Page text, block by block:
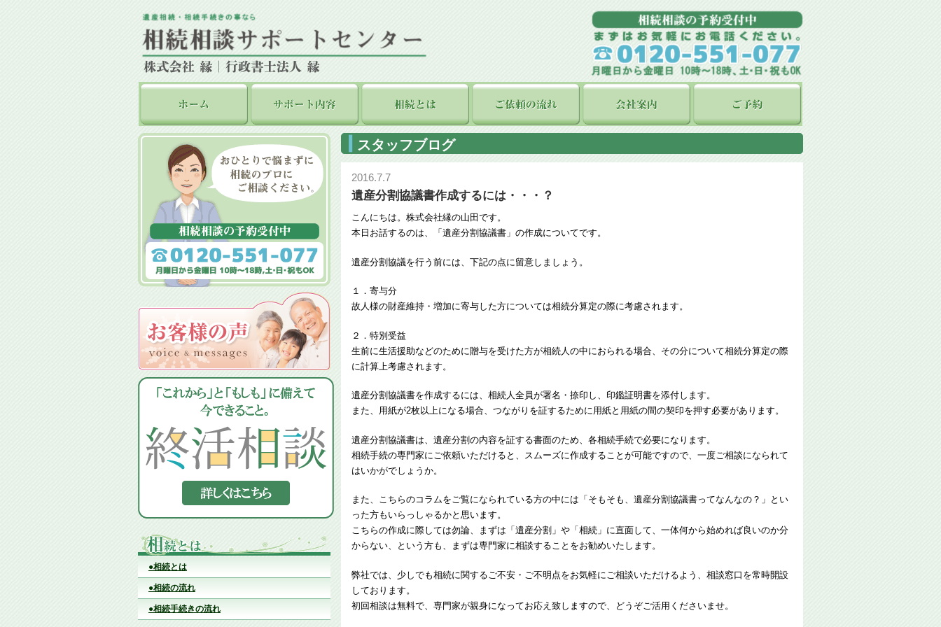
●相続とは
●相続の流れ
●相続手続きの流れ
スタッフブログ
2016.7.7
遺産分割協議書作成するには・・・？
こんにちは。株式会社縁の山田です。
本日お話するのは、「遺産分割協議書」の作成についてです。
遺産分割協議を行う前には、下記の点に留意しましょう。
１．寄与分
故人様の財産維持・増加に寄与した方については相続分算定の際に考慮されます。
２．特別受益
生前に生活援助などのために贈与を受けた方が相続人の中におられる場合、その分について相続分算定の際
に計算上考慮されます。
遺産分割協議書を作成するには、相続人全員が署名・捺印し、印鑑証明書を添付します。
また、用紙が2枚以上になる場合、つながりを証するために用紙と用紙の間の契印を押す必要があります。
遺産分割協議書は、遺産分割の内容を証する書面のため、各相続手続で必要になります。
相続手続の専門家にご依頼いただけると、スムーズに作成することが可能ですので、一度ご相談になられて
はいかがでしょうか。
また、こちらのコラムをご覧になられている方の中には「そもそも、遺産分割協議書ってなんなの？」とい
った方もいらっしゃるかと思います。
こちらの作成に際しては勿論、まずは「遺産分割」や「相続」に直面して、一体何から始めれば良いのか分
からない、という方も、まずは専門家に相談することをお勧めいたします。
弊社では、少しでも相続に関するご不安・ご不明点をお気軽にご相談いただけるよう、相談窓口を常時開設
しております。
初回相談は無料で、専門家が親身になってお応え致しますので、どうぞご活用くださいませ。